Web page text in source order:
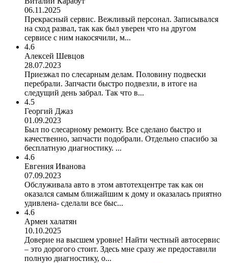
06.11.2025
Прекрасный сервис. Вежливый персонал. Записывался
на сход развал, так как был уверен что на другом
сервисе с ним накосячили, м...
4.6
Алексей Шевцов
28.07.2023
Приезжал по слесарным делам. Половину подвески
перебрали. Запчасти быстро подвезли, в итоге на
следущий день забрал. Так что в...
4.5
Георгий Джаз
01.09.2023
Был по слесарному ремонту. Все сделано быстро и
качественно, запчасти подобрали. Отдельно спасибо за
бесплатную диагностику. ...
4.6
Евгения Иванова
07.09.2023
Обслуживала авто в этом автотехцентре так как он
оказался самым ближайшим к дому и оказалась приятно
удивлена- сделали все быс...
4.6
Армен халатян
10.10.2025
Доверие на высшем уровне! Найти честный автосервис
– это дорогого стоит. Здесь мне сразу же предоставили
полную диагностику, о...